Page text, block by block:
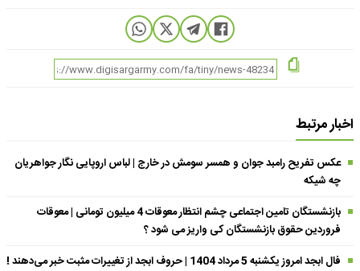
اخبار مرتبط
عکس تفریح رامبد جوان و همسر سومش در خارج | لباس اروپایی نگار جواهریان
چه شیکه
بازنشستگان تامین اجتماعی چشم انتظار معوقات 4 میلیون تومانی | معوقات
فروردین حقوق بازنشستگان کی واریز می شود ؟
فال ابجد امروز یکشنبه 5 مرداد 1404 | حروف ابجد از تغییرات مثبت خبر می‌دهند !